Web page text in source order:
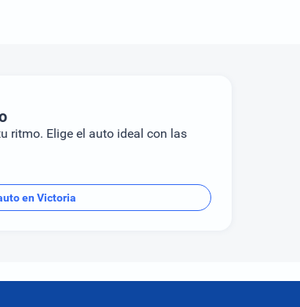
ritmo. Elige el auto ideal con las
en Victoria